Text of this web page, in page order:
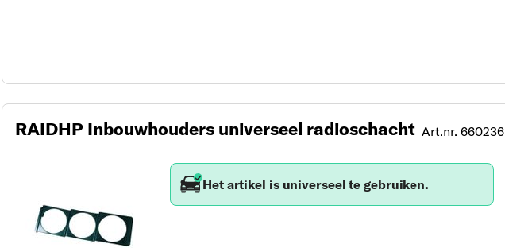
RAIDHP Inbouwhouders universeel radioschacht Art.nr. 660236
Het artikel is universeel te gebruiken.